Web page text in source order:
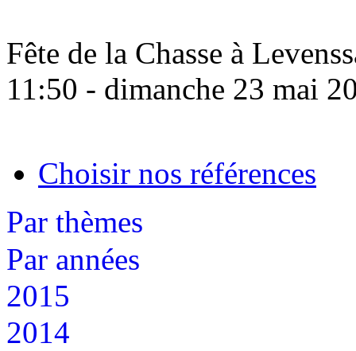
Fête de la Chasse à Levens
11:50 - dimanche 23 mai
Choisir nos références
Par thèmes
Par années
2015
2014